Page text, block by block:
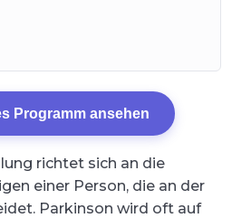
Programm ansehen
richtet sich an die
einer Person, die an der
Parkinson wird oft auf